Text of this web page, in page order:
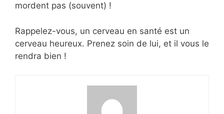
mordent pas (souvent) !
Rappelez-vous, un cerveau en santé est un
cerveau heureux. Prenez soin de lui, et il vous le
rendra bien !